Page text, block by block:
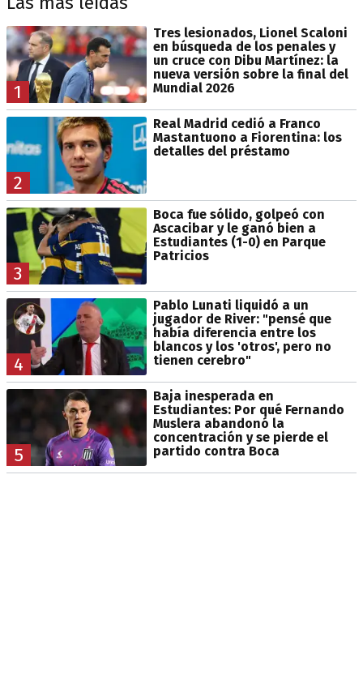
1
Tres lesionados, Lionel Scaloni
en búsqueda de los penales y
un cruce con Dibu Martínez: la
nueva versión sobre la final del
Mundial 2026
2
Real Madrid cedió a Franco
Mastantuono a Fiorentina: los
detalles del préstamo
3
Boca fue sólido, golpeó con
Ascacibar y le ganó bien a
Estudiantes (1-0) en Parque
Patricios
4
Pablo Lunati liquidó a un
jugador de River: "pensé que
había diferencia entre los
blancos y los 'otros', pero no
tienen cerebro"
5
Baja inesperada en
Estudiantes: Por qué Fernando
Muslera abandonó la
concentración y se pierde el
partido contra Boca